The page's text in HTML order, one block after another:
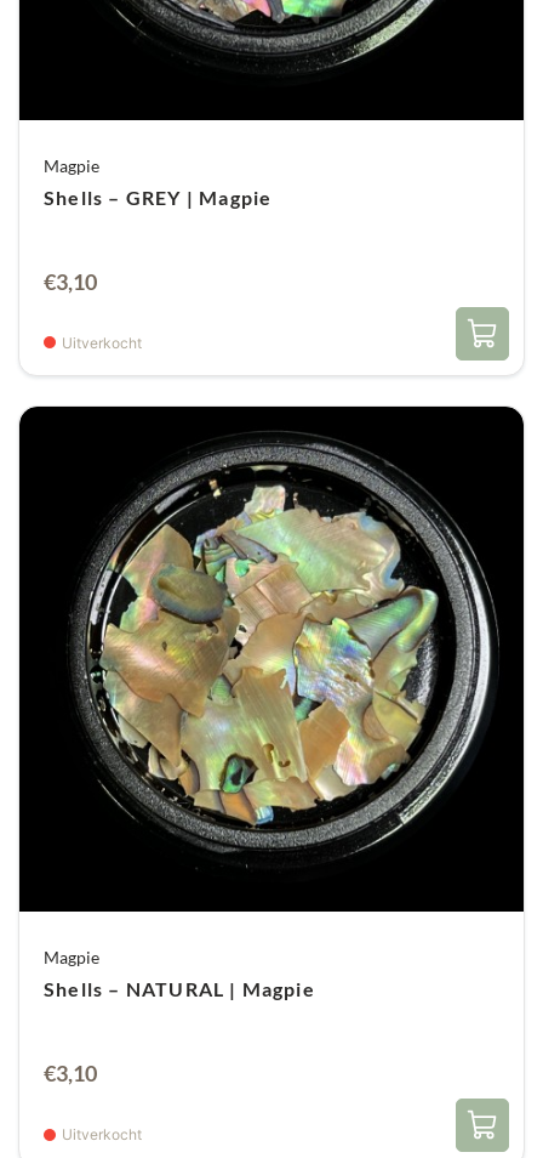
Magpie
Shells – GREY | Magpie
€3,10
Uitverkocht
Magpie
Shells – NATURAL | Magpie
€3,10
Uitverkocht